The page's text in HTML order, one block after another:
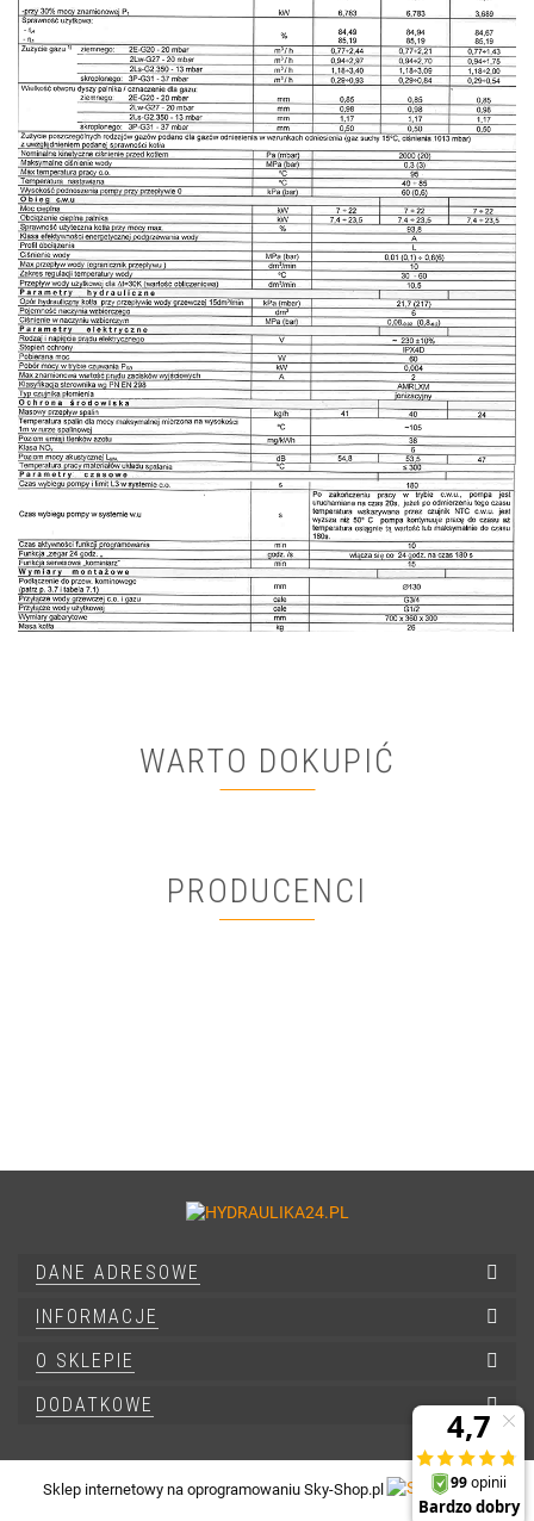
WARTO DOKUPIĆ
PRODUCENCI
DANE ADRESOWE
INFORMACJE
O SKLEPIE
DODATKOWE
Sklep internetowy na oprogramowaniu Sky-Shop.pl